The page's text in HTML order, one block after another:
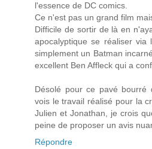
l'essence de DC comics.
Ce n'est pas un grand film
Difficile de sortir de là en
apocalyptique se réaliser
simplement un Batman
excellent Ben Affleck qui a
Désolé pour ce pavé bourré
vois le travail réalisé pour la
Julien et Jonathan, je crois
peine de proposer un avis
Répondre